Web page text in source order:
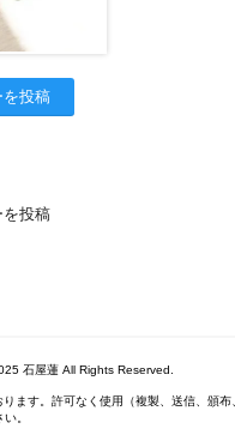
を投稿
を投稿
石屋蓮 All Rights Reserved.
ます。許可なく使用（複製、送信、頒
。